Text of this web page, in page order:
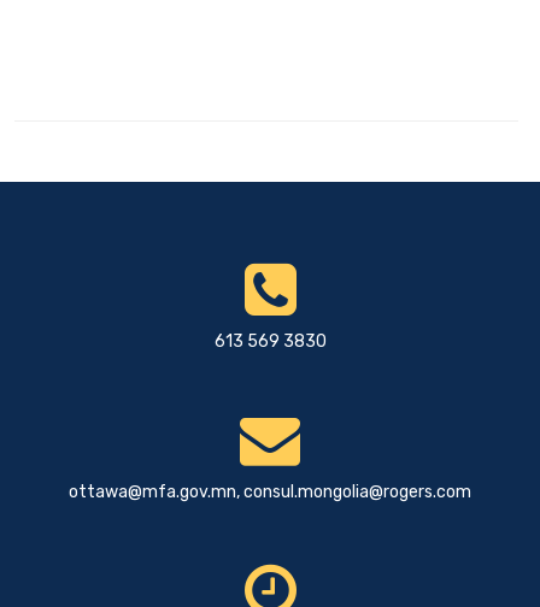
613 569 3830
ottawa@mfa.gov.mn,consul.mongolia@rogers.com